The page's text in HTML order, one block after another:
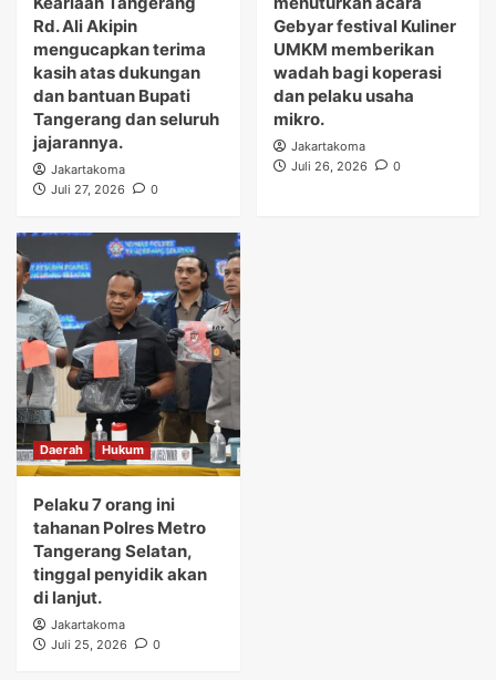
Rd. Ali Akipin
mengucapkan terima
kasih atas dukungan
dan bantuan Bupati
Tangerang dan seluruh
jajarannya.
Jakartakoma
Juli 27, 2026
0
Gebyar festival Kuliner
UMKM memberikan
wadah bagi koperasi
dan pelaku usaha
mikro.
Jakartakoma
Juli 26, 2026
0
Daerah Hukum
Pelaku 7 orang ini
tahanan Polres Metro
Tangerang Selatan,
tinggal penyidik akan
di lanjut.
Jakartakoma
Juli 25, 2026
0